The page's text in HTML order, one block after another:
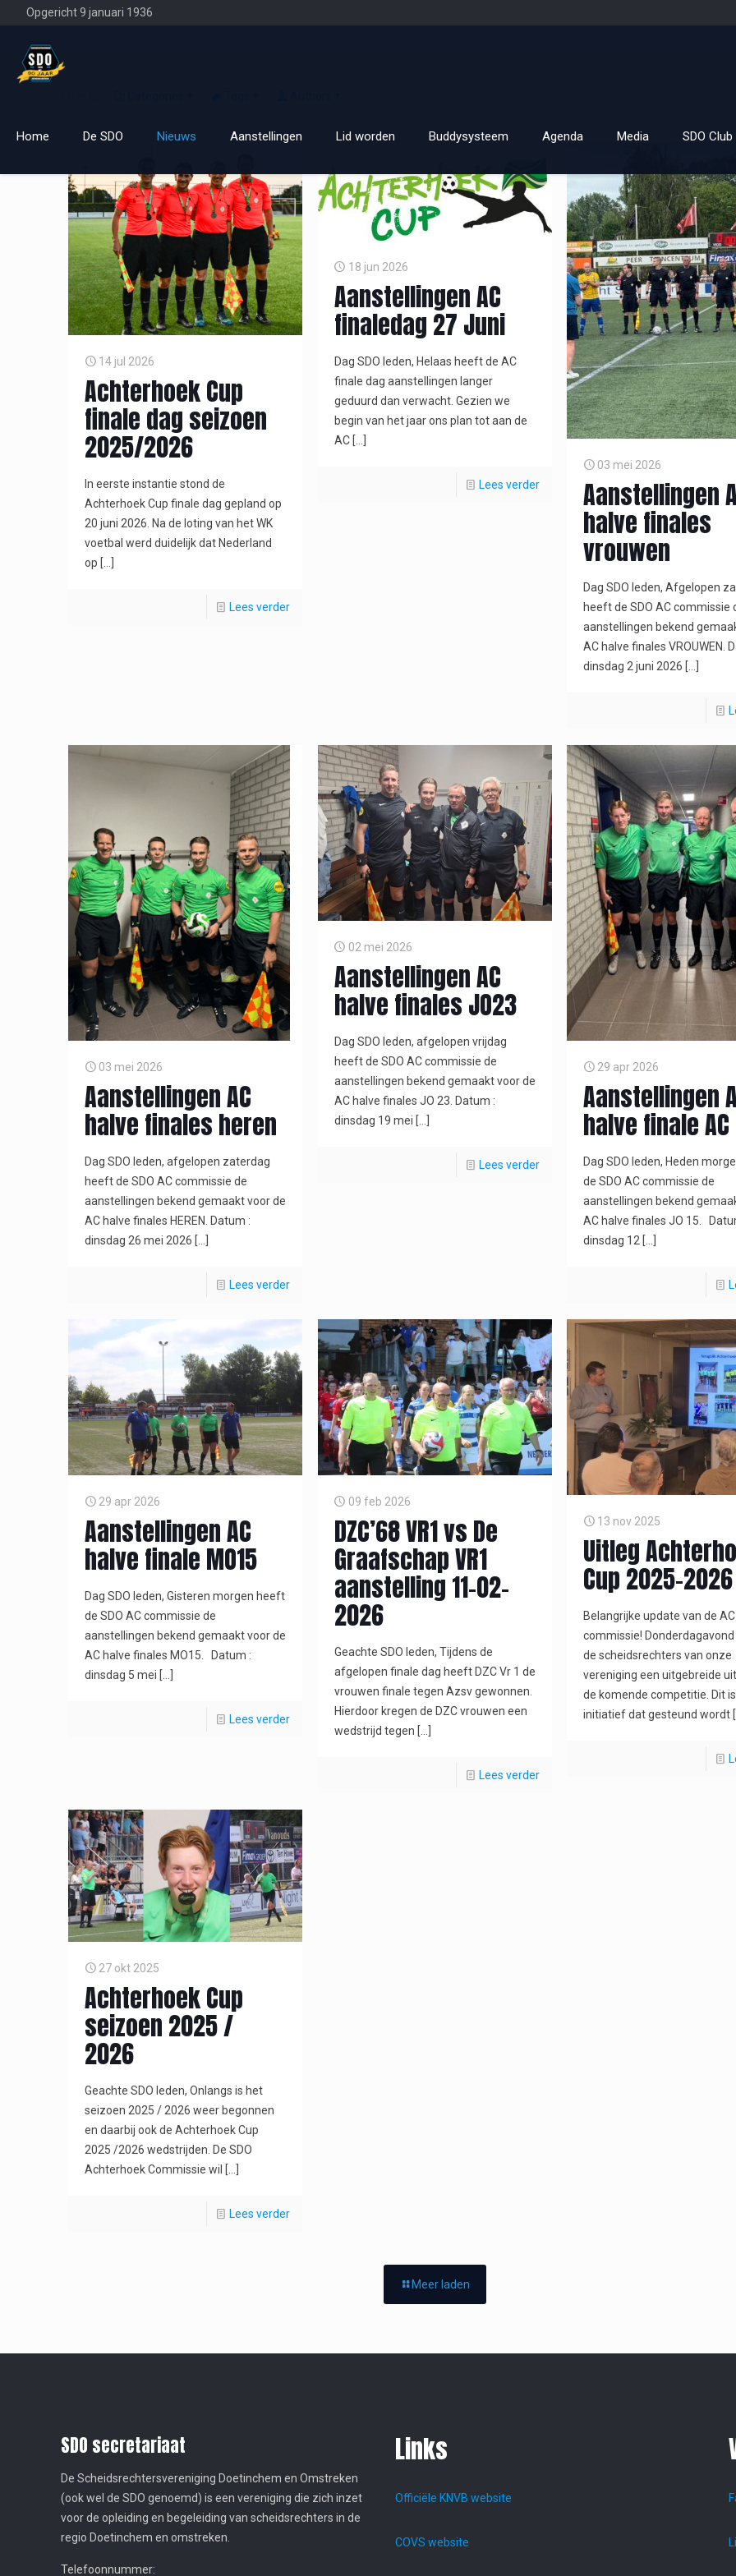
Opgericht 9 januari 1936
Home De SDO Nieuws Aanstellingen Lid worden Buddysysteem Agenda Media SDO
14 jul 2026
Achterhoek Cup
finale dag seizoen
2025/2026
In eerste instantie stond de
Achterhoek Cup finale dag gepland op
20 juni 2026. Na de loting van het WK
voetbal werd duidelijk dat Nederland
op […]
Lees verder
18 jun 2026
Aanstellingen AC
finaledag 27 Juni
Dag SDO leden, Helaas heeft de AC
finale dag aanstellingen langer
geduurd dan verwacht. Gezien we
begin van het jaar ons plan tot aan de
AC[…]
Lees verder
03 mei 2026
Aanstellingen
halve finales
vrouwen
Dag SDO leden, Afgelopen
heeft de SDO AC commissie
aanstellingen bekend
AC halve finales VROUWEN.
dinsdag 2 juni 2026 […]
03 mei 2026
Aanstellingen AC
halve finales heren
Dag SDO leden, afgelopen zaterdag
heeft de SDO AC commissie de
aanstellingen bekend gemaakt voor de
AC halve finales HEREN. Datum :
dinsdag 26 mei 2026 […]
Lees verder
02 mei 2026
Aanstellingen AC
halve finales JO23
Dag SDO leden, afgelopen vrijdag
heeft de SDO AC commissie de
aanstellingen bekend gemaakt voor de
AC halve finales JO 23. Datum :
dinsdag 19 mei […]
Lees verder
29 apr 2026
Aanstellingen
halve finale AC
Dag SDO leden, Heden
de SDO AC commissie de
aanstellingen bekend
AC halve finales JO 15.
dinsdag 12 […]
29 apr 2026
Aanstellingen AC
halve finale MO15
Dag SDO leden, Gisteren morgen heeft
de SDO AC commissie de
aanstellingen bekend gemaakt voor de
AC halve finales MO15. Datum :
dinsdag 5 mei […]
Lees verder
09 feb 2026
DZC’68 VR1 vs De
Graafschap VR1
aanstelling 11-02-
2026
Geachte SDO leden, Tijdens de
afgelopen finale dag heeft DZC Vr 1 de
vrouwen finale tegen Azsv gewonnen.
Hierdoor kregen de DZC vrouwen een
wedstrijd tegen […]
Lees verder
13 nov 2025
Uitleg
Cup 2025-2026
Belangrijke update van de
commissie!
de scheidsrechters van onze
vereniging een uitgebreide
de komende competitie. Dit
initiatief dat gesteund wordt
27 okt 2025
Achterhoek Cup
seizoen 2025 /
2026
Geachte SDO leden, Onlangs is het
seizoen 2025 / 2026 weer begonnen
en daarbij ook de Achterhoek Cup
2025 /2026 wedstrijden. De SDO
Achterhoek Commissie wil […]
Lees verder
Meer laden
SDO secretariaat
De Scheidsrechtersvereniging Doetinchem en Omstreken
(ook wel de SDO genoemd) is een vereniging die zich inzet
voor de opleiding en begeleiding van scheidsrechters in de
regio Doetinchem en omstreken.
Telefoonnummer:
Links
Officiële KNVB website
COVS website